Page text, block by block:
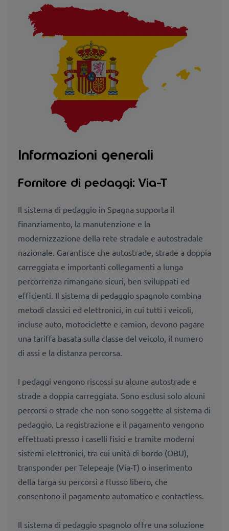
Informazioni generali
Fornitore di pedaggi: Via-T
Il sistema di pedaggio in Spagna supporta il
finanziamento, la manutenzione e la
modernizzazione della rete stradale e autostradale
nazionale. Garantisce che autostrade, strade a doppia
carreggiata e importanti collegamenti a lunga
percorrenza rimangano sicuri, ben sviluppati ed
efficienti. Il sistema di pedaggio spagnolo combina
metodi classici ed elettronici, in cui tutti i veicoli,
incluse auto, motociclette e camion, devono pagare
una tariffa basata sulla classe del veicolo, il numero
di assi e la distanza percorsa.
I pedaggi vengono riscossi su alcune autostrade e
strade a doppia carreggiata. Sono esclusi solo alcuni
percorsi o strade che non sono soggette al sistema di
pedaggio. La registrazione e il pagamento vengono
effettuati presso i caselli fisici e tramite moderni
sistemi elettronici, tra cui unità di bordo (OBU),
transponder per Telepeaje (Via-T) o inserimento
della targa su percorsi a flusso libero, che
consentono il pagamento automatico e contactless.
Il sistema di pedaggio spagnolo offre una soluzione